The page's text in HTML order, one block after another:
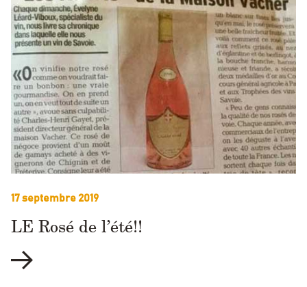
17 septembre 2019
LE Rosé de l’été!!